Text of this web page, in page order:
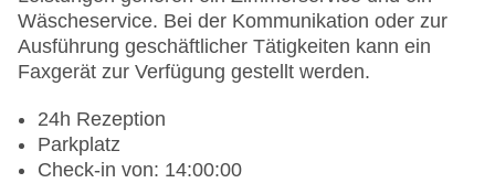
Wäscheservice. Bei der Kommunikation oder zur
Ausführung geschäftlicher Tätigkeiten kann ein
Faxgerät zur Verfügung gestellt werden.
24h Rezeption
Parkplatz
Check-in von: 14:00:00